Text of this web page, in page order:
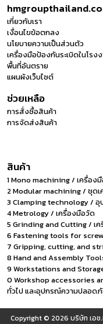
เกี่ยวกับเรา
เงื่อนไขข้อตกลง
นโยบายความเป็นส่วนตัว
เครื่องมือป้องกันระเบิดในโร
พื้นที่อันตราย
แผนผังเว็บไซต์
ช่วยเหลือ
การสั่งซื้อสินค้า
การจัดส่งสินค้า
สินค้า
1 Mono machining / เครื่อง
2 Modular machining / ชุดเ
3 Clamping technology /
4 Metrology / เครื่องมือวัด
5 Grinding and Cutting / เ
6 Fastening tools for
7 Gripping, cutting, and
8 Hand and Assembly
9 Workstations and
0 Workshop accessories
ทั่วไป และอุปกรณ์ความปลอด
Copyright © 2026 บริษัท เอช